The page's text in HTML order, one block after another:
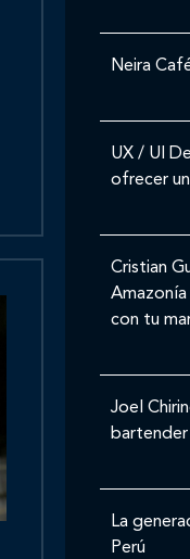
Neira
UX / UI
ofrecer
Cristian
con tu
Joel
La
Perú